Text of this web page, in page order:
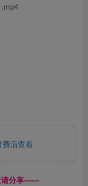
后查看
分享------